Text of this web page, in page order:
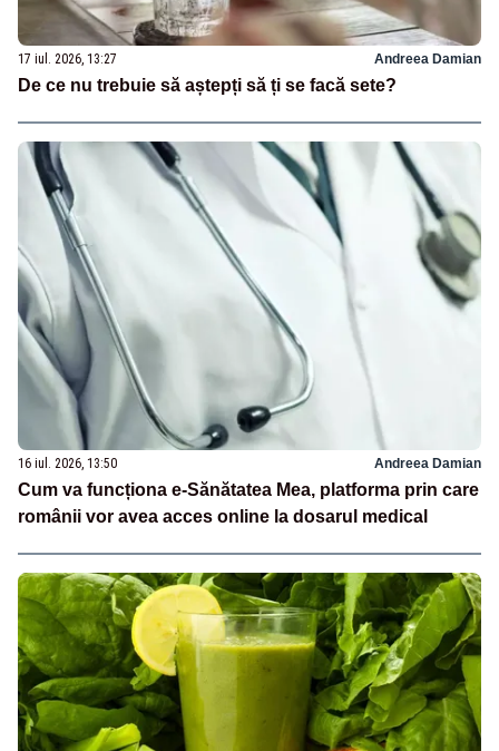
17 iul. 2026, 13:27 Andreea Damian
De ce nu trebuie să aștepți să ți se facă sete?
16 iul. 2026, 13:50 Andreea Damian
Cum va funcționa e-Sănătatea Mea, platforma prin care
românii vor avea acces online la dosarul medical